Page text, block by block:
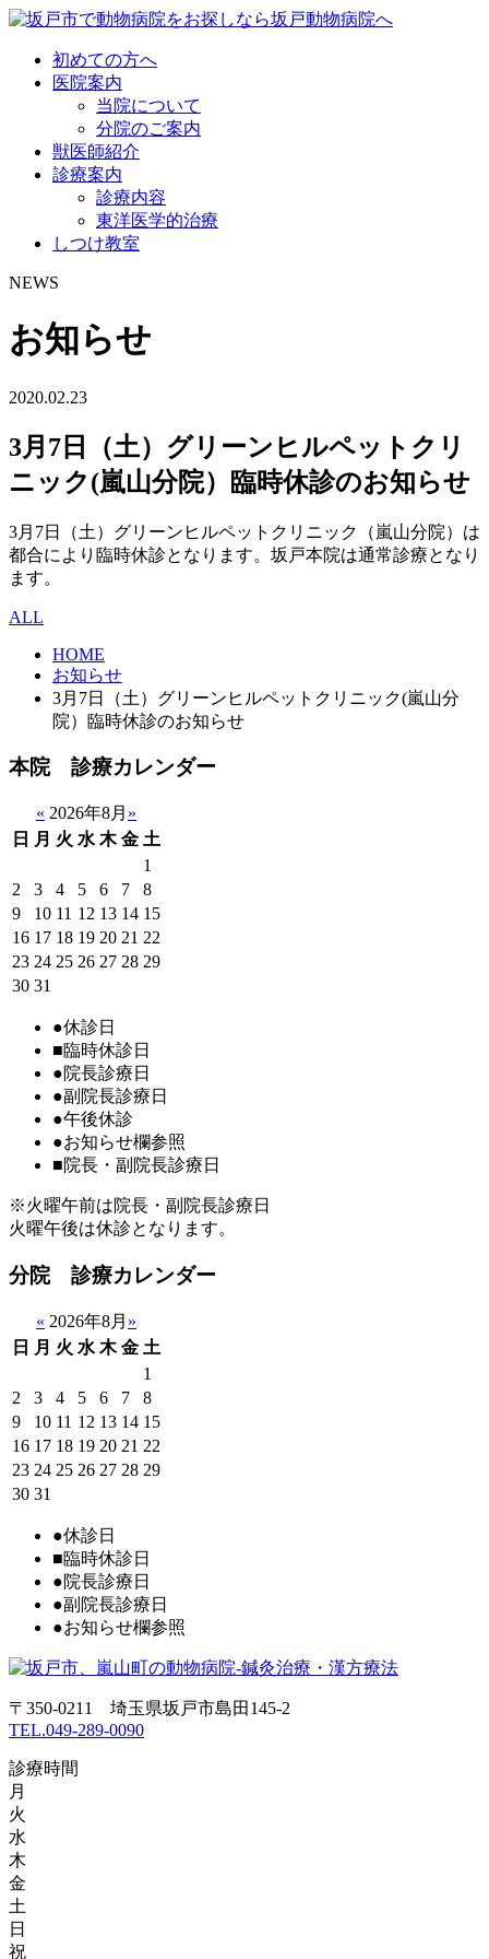
初めての方へ
医院案内
当院について
分院のご案内
獣医師紹介
診療案内
診療内容
東洋医学的治療
しつけ教室
NEWS
お知らせ
2020.02.23
3月7日（土）グリーンヒルペットクリ
ニック(嵐山分院）臨時休診のお知らせ
3月7日（土）グリーンヒルペットクリニック（嵐山分院）は
都合により臨時休診となります。坂戸本院は通常診療となり
ます。
ALL
HOME
お知らせ
3月7日（土）グリーンヒルペットクリニック(嵐山分
院）臨時休診のお知らせ
本院 診療カレンダー
« 2026年8月 »
日
月 火 水 木 金 土
1
2
3 4 5 6 7
8
9
10 11 12 13 14 15
16 17 18 19 20 21 22
23 24 25 26 27 28 29
30 31
●休診日
■臨時休診日
●院長診療日
●副院長診療日
●午後休診
●お知らせ欄参照
■院長・副院長診療日
※火曜午前は院長・副院長診療日
火曜午後は休診となります。
分院 診療カレンダー
« 2026年8月 »
日
月 火 水 木 金 土
1
2
3 4 5 6 7
8
9
10 11 12 13 14 15
16 17 18 19 20 21 22
23 24 25 26 27 28 29
30 31
●休診日
■臨時休診日
●院長診療日
●副院長診療日
●お知らせ欄参照
〒350-0211 埼玉県坂戸市島田145-2
TEL.049-289-0090
診療時間
月
火
水
木
金
土
日
祝